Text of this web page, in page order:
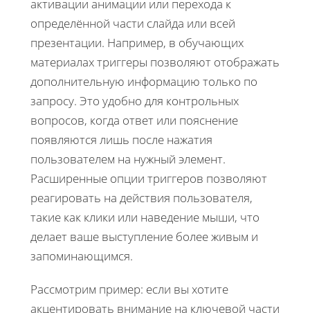
активации анимации или перехода к
определённой части слайда или всей
презентации. Например, в обучающих
материалах триггеры позволяют отображать
дополнительную информацию только по
запросу. Это удобно для контрольных
вопросов, когда ответ или пояснение
появляются лишь после нажатия
пользователем на нужный элемент.
Расширенные опции триггеров позволяют
реагировать на действия пользователя,
такие как клики или наведение мыши, что
делает ваше выступление более живым и
запоминающимся.
Рассмотрим пример: если вы хотите
акцентировать внимание на ключевой части